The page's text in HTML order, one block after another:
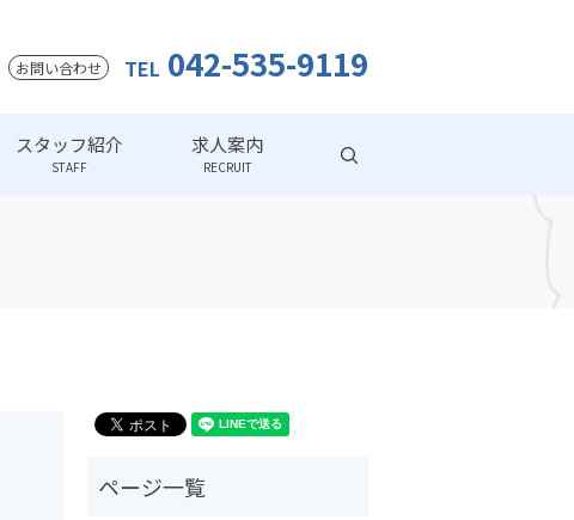
お問い合わせ TEL 042-535-9119
スタッフ紹介
STAFF
求人案内
RECRUIT search